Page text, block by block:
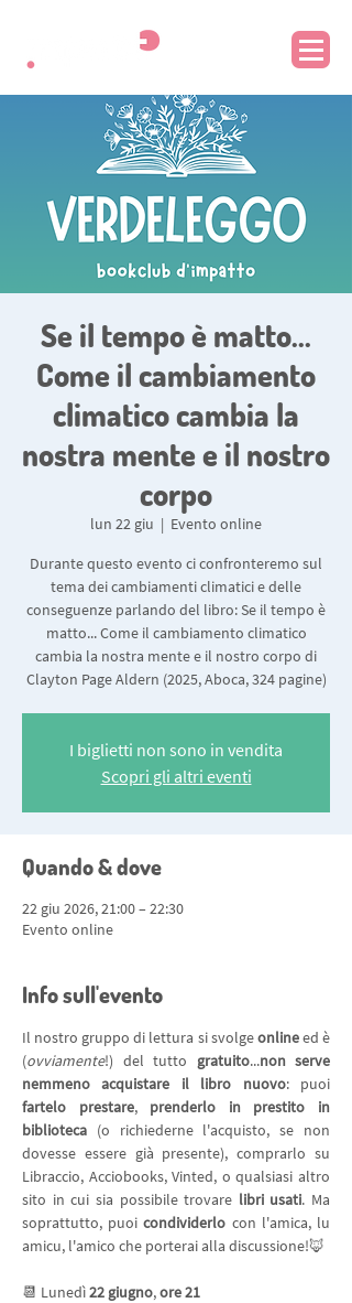
Se il tempo è matto...
Come il cambiamento
climatico cambia la
nostra mente e il nostro
corpo
lun 22 giu
  |
Evento online
Durante questo evento ci confronteremo sul
tema dei cambiamenti climatici e delle
conseguenze parlando del libro: Se il tempo è
matto... Come il cambiamento climatico
cambia la nostra mente e il nostro corpo di
Clayton Page Aldern (2025, Aboca, 324 pagine)
I biglietti non sono in vendita
Scopri gli altri eventi
Quando & dove
22 giu 2026, 21:00 – 22:30
Evento online
Info sull'evento
Il nostro gruppo di lettura si svolge online ed è
(ovviamente!) del tutto gratuito...non serve
nemmeno acquistare il libro nuovo
fartelo prestare, prenderlo in prestito in
biblioteca (o richiederne l'acquisto, se non
dovesse essere già presente), comprarlo su
Libraccio, Acciobooks, Vinted, o qualsiasi altro
sito in cui sia possibile trovare libri usati. Ma
soprattutto, puoi condividerlo con l'amica, lu
amicu, l'amico che porterai alla discussione!🦊
📆 Lunedì 22 giugno, ore 21